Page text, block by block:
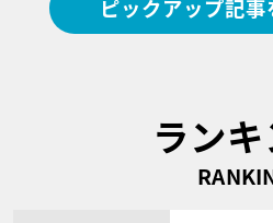
ピックアップ記
ラン